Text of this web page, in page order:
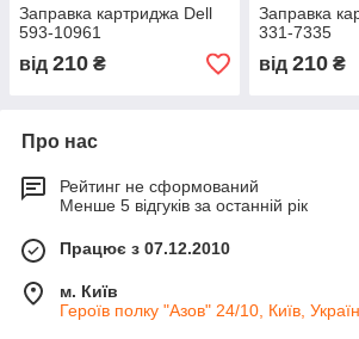
Заправка картриджа Dell
593-10961
від 210 ₴
Заправка
331-7335
від 210₴
Про нас
Рейтинг не сформований
Менше 5 відгуків за останній рік
Працює з 07.12.2010
м. Київ
Героїв полку "Азов" 24/10, Київ,